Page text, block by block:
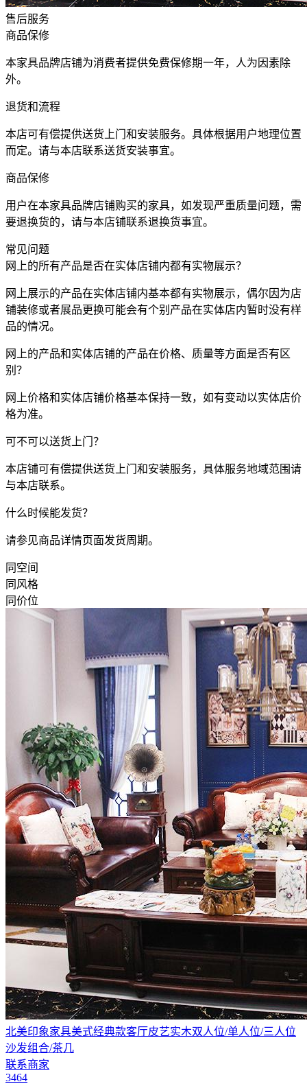
售后服务
商品保修
本家具品牌店铺为消费者提供免费保修期一年，人为因素除
外。
退货和流程
本店可有偿提供送货上门和安装服务。具体根据用户地理位置
而定。请与本店联系送货安装事宜。
商品保修
用户在本家具品牌店铺购买的家具，如发现严重质量问题，需
要退换货的，请与本店铺联系退换货事宜。
常见问题
网上的所有产品是否在实体店铺内都有实物展示？
网上展示的产品在实体店铺内基本都有实物展示，偶尔因为店
铺装修或者展品更换可能会有个别产品在实体店内暂时没有样
品的情况。
网上的产品和实体店铺的产品在价格、质量等方面是否有区
别？
网上价格和实体店铺价格基本保持一致，如有变动以实体店价
格为准。
可不可以送货上门？
本店铺可有偿提供送货上门和安装服务，具体服务地域范围请
与本店联系。
什么时候能发货？
请参见商品详情页面发货周期。
同空间
同风格
同价位
北美印象家具美式经典款客厅皮艺实木双人位/单人位/三人位
沙发组合/茶几
联系商家
3464